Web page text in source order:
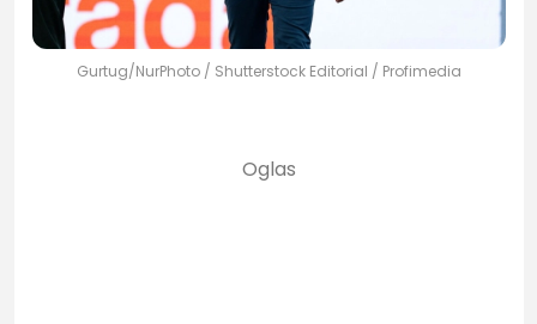
Gurtug/NurPhoto / Shutterstock Editorial / Profimedia